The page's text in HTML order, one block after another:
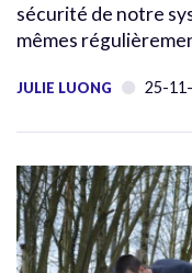
sécurité de notre
mêmes
JULIE LUONG 25-